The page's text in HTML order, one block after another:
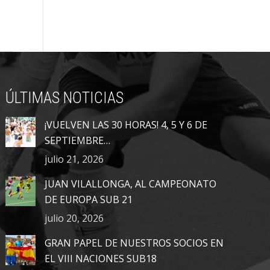
ÚLTIMAS NOTICIAS
¡VUELVEN LAS 30 HORAS! 4, 5 Y 6 DE
SEPTIEMBRE…
julio 21, 2026
JUAN VILALLONGA, AL CAMPEONATO
DE EUROPA SUB 21
julio 20, 2026
GRAN PAPEL DE NUESTROS SOCIOS EN
EL VIII NACIONES SUB18